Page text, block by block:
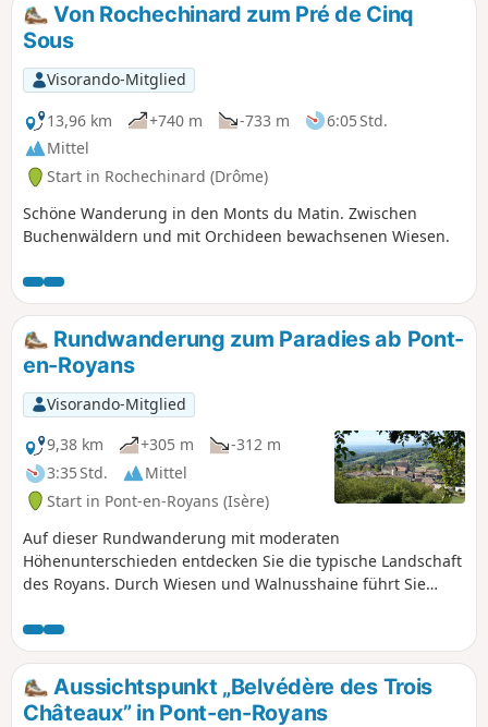
Von Rochechinard zum Pré de Cinq
Sous
Visorando-Mitglied
13,96 km
+740 m -733 m
6:05 Std.
Mittel
Start in Rochechinard (Drôme)
Schöne Wanderung in den Monts du Matin. Zwischen
Buchenwäldern und mit Orchideen bewachsenen Wiesen.
Rundwanderung zum Paradies ab Pont-
en-Royans
Visorando-Mitglied
9,38 km
+305 m
-312 m
3:35 Std.
Mittel
Start in Pont-en-Royans (Isère)
Auf dieser Rundwanderung mit moderaten
Höhenunterschieden entdecken Sie die typische Landschaft
des Royans. Durch Wiesen und Walnusshaine führt Sie
weiter zu den reizvollen Dörfern Saint-André-en-Royans
und Pont-en-Royans (mittelalterliche Gassen, hängende
Häuser, Ufer der Bourne).
Aussichtspunkt „Belvédère des Trois
Châteaux” in Pont-en-Royans